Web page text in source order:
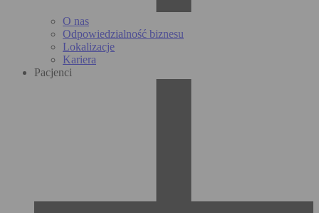
O nas
Odpowiedzialność biznesu
Lokalizacje
Kariera
Pacjenci